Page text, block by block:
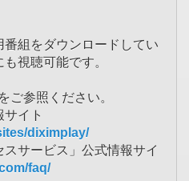
組をダウンロードしてい
視聴可能です。
ご参照ください。
サイト
diximplay/
スサービス」公式情報サイ
faq/